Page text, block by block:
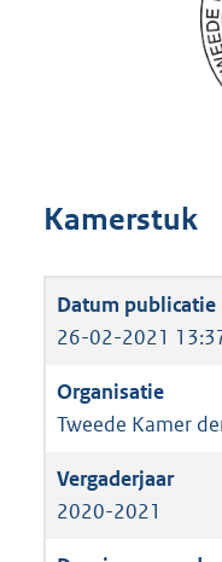
Kamerstuk
26-02-2021
Tweede Kamer
2020-2021